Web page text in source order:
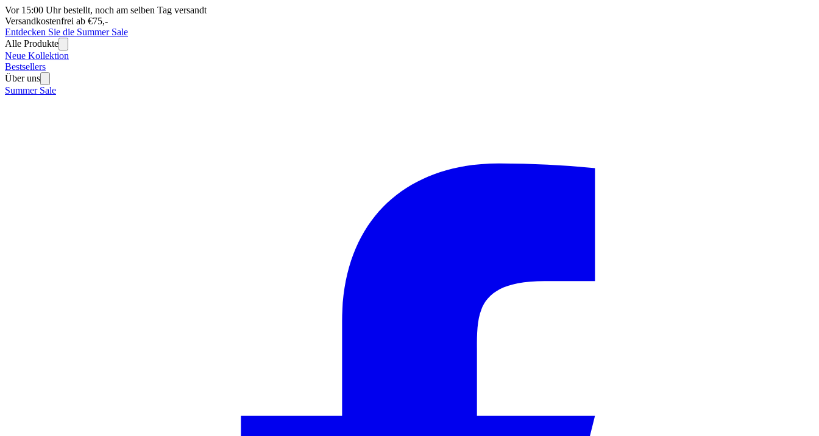
Vor 15:00 Uhr bestellt, noch am selben Tag versandt
Versandkostenfrei ab €75,-
Entdecken Sie die Summer Sale
Alle Produkte
Neue Kollektion
Bestsellers
Über uns
Summer Sale